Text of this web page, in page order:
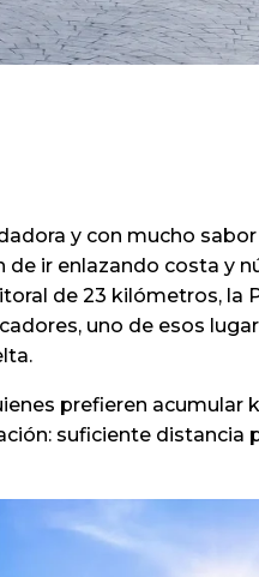
y con mucho
ir enlazando costa y
de 23 kilómetros, la
uno de esos
prefieren acumular
suficiente distancia